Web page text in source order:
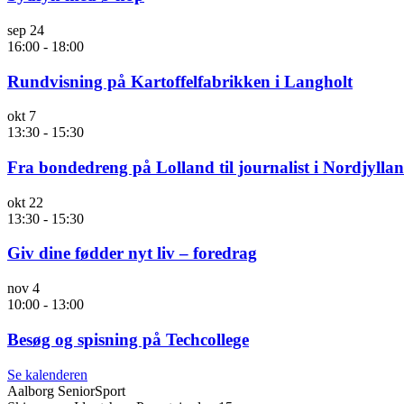
sep 24
16:00 - 18:00
Rundvisning på Kartoffelfabrikken i Langholt
okt 7
13:30 - 15:30
Fra bondedreng på Lolland til journalist i
okt 22
13:30 - 15:30
Giv dine fødder nyt liv – foredrag
nov 4
10:00 - 13:00
Besøg og spisning på Techcollege
Se kalenderen
Aalborg SeniorSport